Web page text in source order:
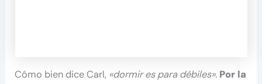
Cómo bien dice Carl, «dormir es para débiles». Por la